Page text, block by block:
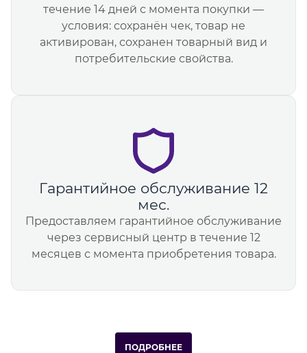
течение 14 дней с момента покупки —
условия: сохранён чек, товар не
активирован, сохранен товарный вид и
потребительские свойства.
Гарантийное обслуживание 12
мес.
Предоставляем гарантийное обслуживание
через сервисный центр в течение 12
месяцев с момента приобретения товара.
ПОДРОБНЕЕ